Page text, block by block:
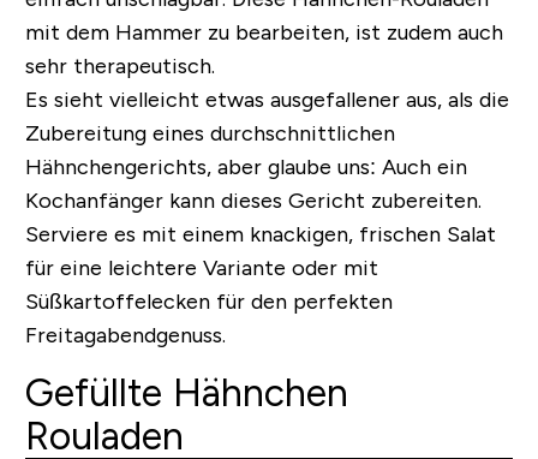
mit dem Hammer zu bearbeiten, ist zudem auch
sehr therapeutisch.
Es sieht vielleicht etwas ausgefallener aus, als die
Zubereitung eines durchschnittlichen
Hähnchengerichts, aber glaube uns: Auch ein
Kochanfänger kann dieses Gericht zubereiten.
Serviere es mit einem knackigen, frischen Salat
für eine leichtere Variante oder mit
Süßkartoffelecken für den perfekten
Freitagabendgenuss.
Gefüllte Hähnchen
Rouladen